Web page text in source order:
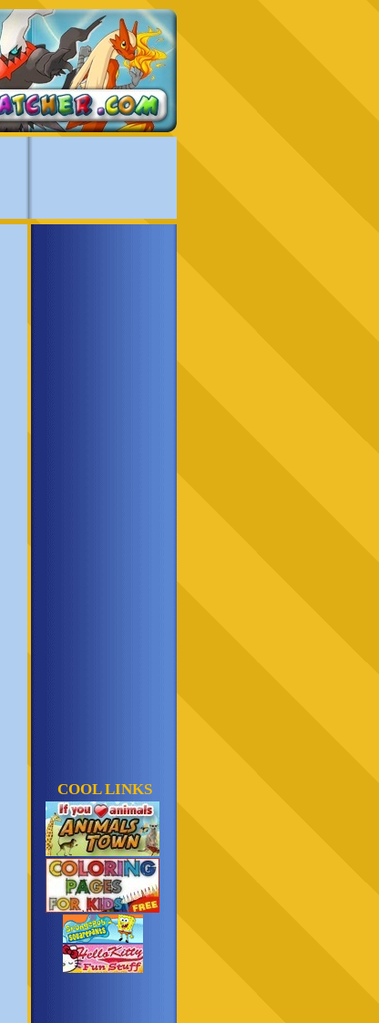
COOL LINKS